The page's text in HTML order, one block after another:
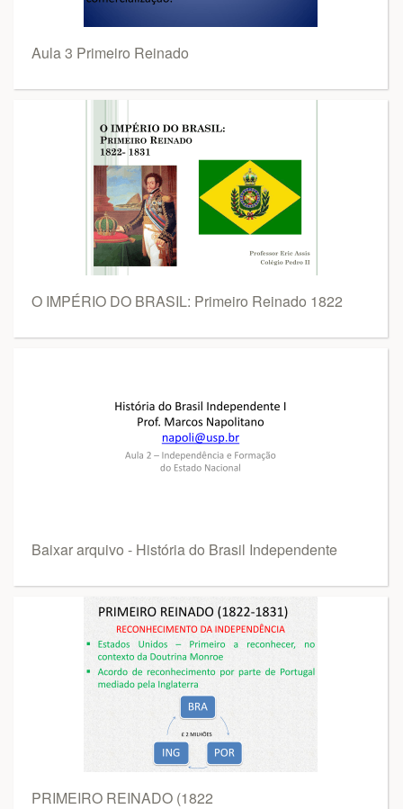
Aula 3 Primeiro Reinado
O IMPÉRIO DO BRASIL: Primeiro Reinado 1822
Baixar arquivo - História do Brasil Independente
PRIMEIRO REINADO (1822